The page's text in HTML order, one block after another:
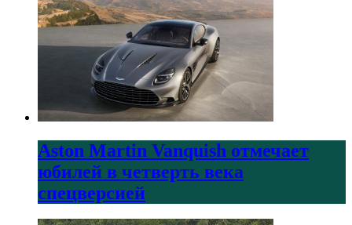
Aston Martin Vanquish отмечает
юбилей в четверть века
спецверсией